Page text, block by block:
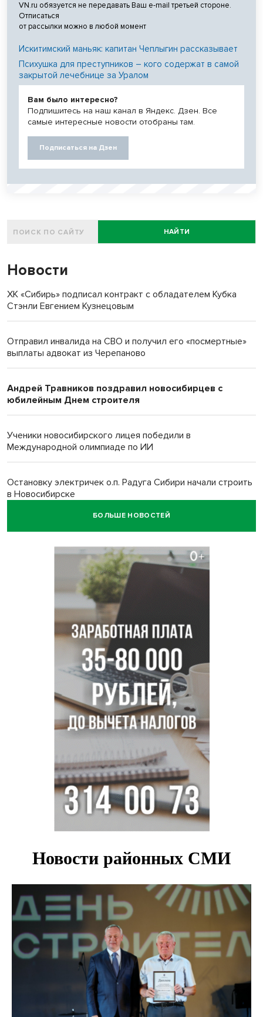
VN.ru обязуется не передавать Ваш e-mail третьей стороне.
Отписаться
от рассылки можно в любой момент
Искитимский маньяк: капитан Чеплыгин рассказывает
Психушка для преступников – кого содержат в самой
закрытой лечебнице за Уралом
Вам было интересно?
Подпишитесь на наш канал в Яндекс. Дзен. Все
самые интересные новости отобраны там.
Подписаться на Дзен
НАЙТИ
Новости
ХК «Сибирь» подписал контракт с обладателем Кубка
Стэнли Евгением Кузнецовым
Отправил инвалида на СВО и получил его «посмертные»
выплаты адвокат из Черепаново
Андрей Травников поздравил новосибирцев с
юбилейным Днем строителя
Ученики новосибирского лицея победили в
Международной олимпиаде по ИИ
Остановку электричек о.п. Радуга Сибири начали строить
в Новосибирске
БОЛЬШЕ НОВОСТЕЙ